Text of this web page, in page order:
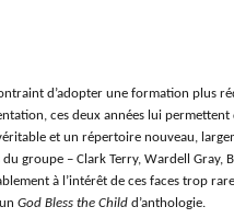
d’adopter une formation plus
ces deux années lui
et un répertoire nouveau,
groupe – Clark Terry, Wardell Gray,
à l’intérêt de ces faces trop
God Bless the Childd’anthologie.